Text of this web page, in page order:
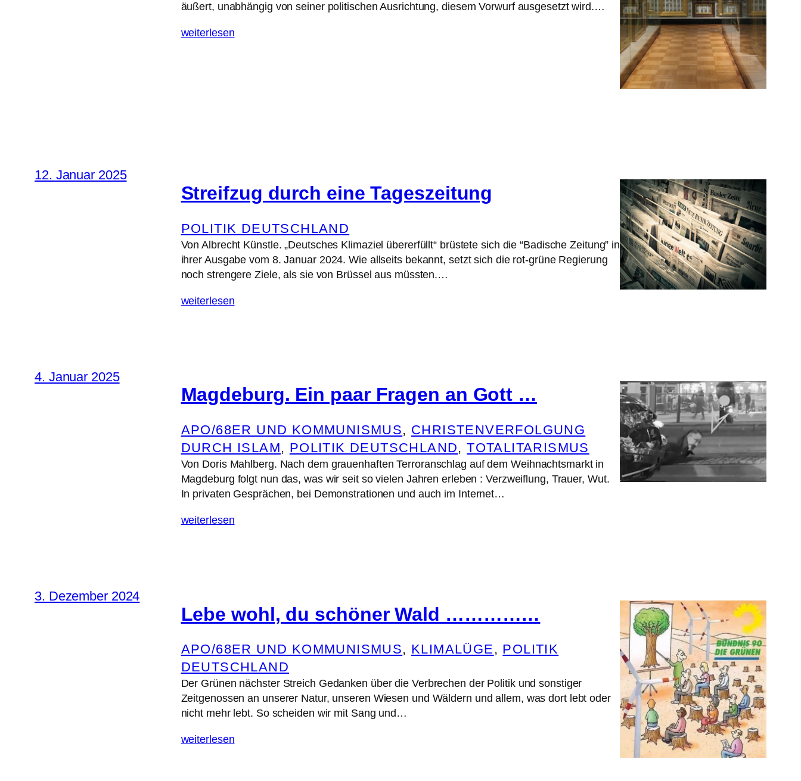
äußert, unabhängig von seiner politischen Ausrichtung, diesem Vorwurf ausgesetzt wird.…
weiterlesen
12. Januar 2025
Streifzug durch eine Tageszeitung
POLITIK DEUTSCHLAND
Von Albrecht Künstle. „Deutsches Klimaziel übererfüllt“ brüstete sich die “Badische Zeitung” in
ihrer Ausgabe vom 8. Januar 2024. Wie allseits bekannt, setzt sich die rot-grüne Regierung
noch strengere Ziele, als sie von Brüssel aus müssten.…
weiterlesen
4. Januar 2025
Magdeburg. Ein paar Fragen an Gott …
APO/68ER UND KOMMUNISMUS, CHRISTENVERFOLGUNG
DURCH ISLAM, POLITIK DEUTSCHLAND, TOTALITARISMUS
Von Doris Mahlberg. Nach dem grauenhaften Terroranschlag auf dem Weihnachtsmarkt in
Magdeburg folgt nun das, was wir seit so vielen Jahren erleben : Verzweiflung, Trauer, Wut.
In privaten Gesprächen, bei Demonstrationen und auch im Internet…
weiterlesen
3. Dezember 2024
Lebe wohl, du schöner Wald ……………
APO/68ER UND KOMMUNISMUS, KLIMALÜGE , POLITIK
DEUTSCHLAND
Der Grünen nächster Streich Gedanken über die Verbrechen der Politik und sonstiger
Zeitgenossen an unserer Natur, unseren Wiesen und Wäldern und allem, was dort lebt oder
nicht mehr lebt. So scheiden wir mit Sang und…
weiterlesen